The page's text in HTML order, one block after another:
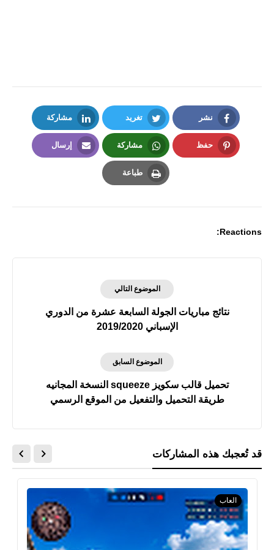
نشر
Facebook
تغريد
Twitter
مشاركة
LinkedIn
حفظ مشاركة
Whatsapp
إرسال
طباعة
Reactions:
الموضوع التالي
نتائج مباريات الجولة السابعة عشرة من الدوري
الإسباني 2019/2020
الموضوع السابق
تحميل قالب سكويز squeeze النسخة المجانيه
طريقة التحميل والتفعيل من الموقع الرسمي
قد تُعجبك هذه المشاركات
العاب